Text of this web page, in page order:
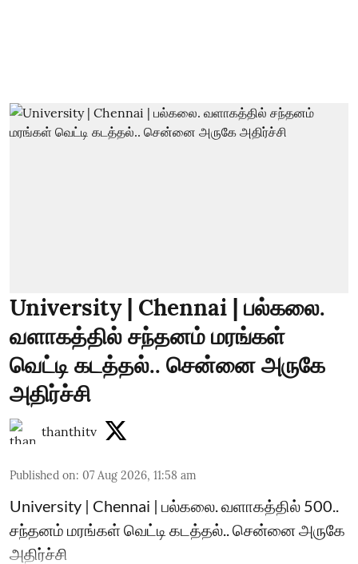
University | Chennai | பல்கலை.
வளாகத்தில் சந்தனம் மரங்கள்
வெட்டி கடத்தல்.. சென்னை அருகே
அதிர்ச்சி
thanthitv
Published on: 07 Aug 2026, 11:58 am
University | Chennai | பல்கலை. வளாகத்தில் 500..
சந்தனம் மரங்கள் வெட்டி கடத்தல்.. சென்னை அருகே
அதிர்ச்சி